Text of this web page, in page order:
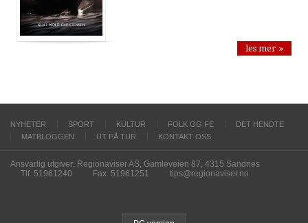
les mer »
NYHETER SPORT KULTUR FOLK OG FE
DET HENDTE
MATBLOGGEN
UT PÅ TUR KONTAKT OSS
Ansvarlig utgiver: Regionaviser AS, Gamleveien 87, 4315 Sandnes
Tlf. 51961240
Fax. 51961251 tips@regionaviser.no